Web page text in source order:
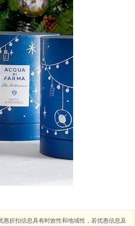
折扣信息具有时效性和地域性，若优惠信息及